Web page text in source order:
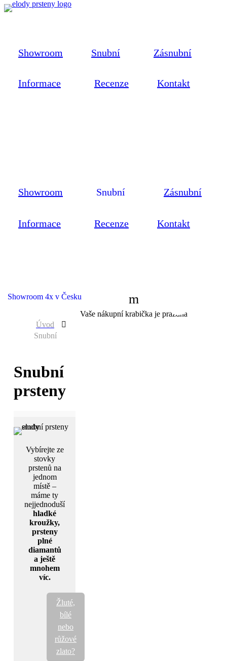
Showroom Snubní Zásnubní
Informace Recenze Kontakt
Showroom Snubní Zásnubní
Informace Recenze Kontakt
Vaše nákupní krabička je prázdná
Showroom 4x v Česku
Úvod
Snubní
Snubní
prsteny
Vybírejte ze
stovky
prstenů na
jednom
místě –
máme ty
nejjednoduší
hladké
kroužky,
prsteny
plné
diamantů
a ještě
mnohem
víc.
Žluté,
bílé
nebo
růžové
zlato?